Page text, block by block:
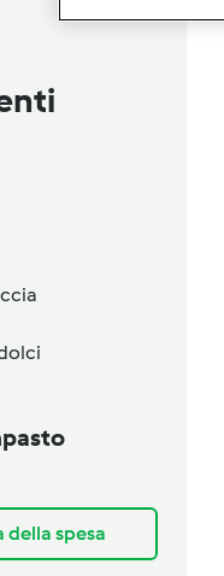
della spesa